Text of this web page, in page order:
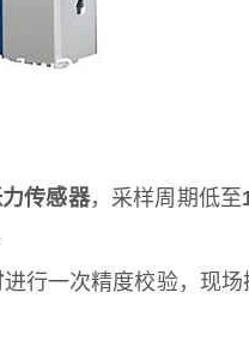
传感器，采样周期低至
进行一次精度校验，现